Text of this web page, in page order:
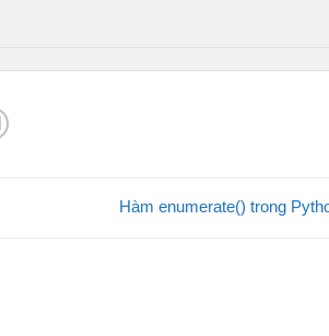
Hàm enumerate() trong